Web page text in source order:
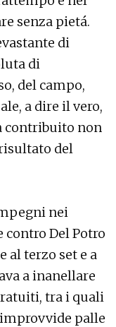
senza pietá.
di
di
del campo,
a dire il vero,
contribuito non
del
nei
Del Potro
al terzo set e a
a inanellare
tra i quali
palle